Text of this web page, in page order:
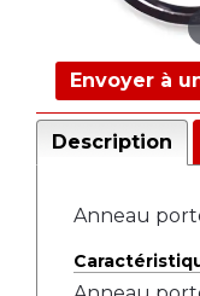
Envoyer à
Description
Anneau